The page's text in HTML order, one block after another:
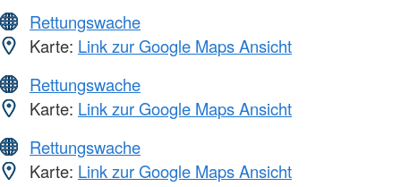
Rettungswache
Karte: Link zur Google Maps Ansicht
Rettungswache
Karte: Link zur Google Maps Ansicht
Rettungswache
Karte: Link zur Google Maps Ansicht